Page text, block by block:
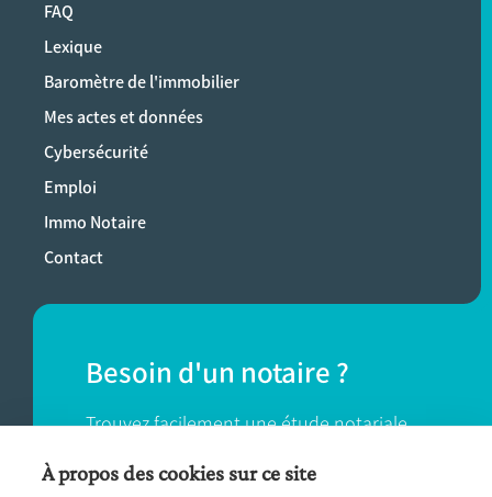
FAQ
Lexique
Baromètre de l'immobilier
Mes actes et données
Cybersécurité
Emploi
Immo Notaire
Contact
Besoin d'un notaire ?
Trouvez facilement une étude notariale
près de chez vous.
À propos des cookies sur ce site